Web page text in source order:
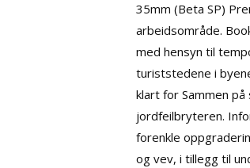
35mm (Beta SP)
arbeidsområde.
med hensyn til
turiststedene i
klart for Sammen
jordfeilbryteren.
forenkle
og vev, i tillegg til